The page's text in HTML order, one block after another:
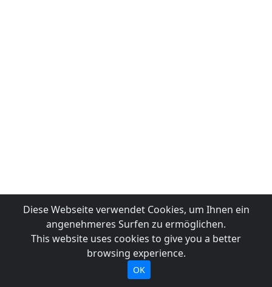
Diese Webseite verwendet Cookies, um Ihnen ein
angenehmeres Surfen zu ermöglichen.
This website uses cookies to give you a better
browsing experience.
OK